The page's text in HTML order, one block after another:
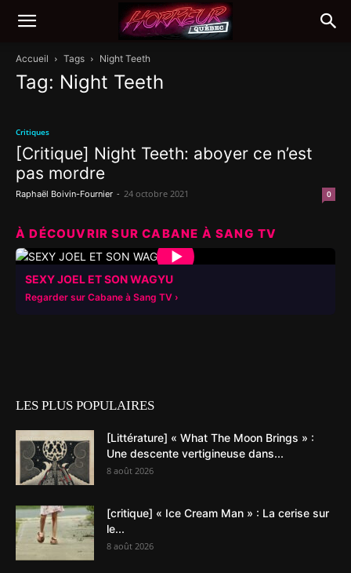
Accueil Tags Night Teeth
Tag: Night Teeth
Critiques
[Critique] Night Teeth: aboyer ce n’est
pas mordre
Raphaël Boivin-Fournier - 24 octobre 2021 0
À DÉCOUVRIR SUR CABANE À SANG TV
▶
SEXY JOEL ET SON WAGYU
Regarder sur Cabane à Sang TV
LES PLUS POPULAIRES
[Littérature] « What The Moon Brings » :
Une descente vertigineuse dans...
8 août 2026
[critique] « Ice Cream Man » : La cerise sur
le...
8 août 2026